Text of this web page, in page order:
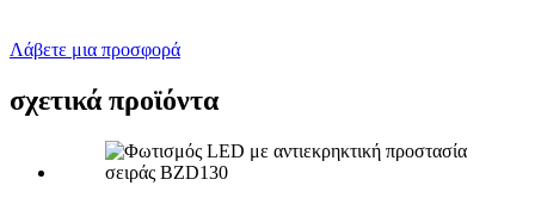
Λάβετε μια προσφορά
σχετικά προϊόντα